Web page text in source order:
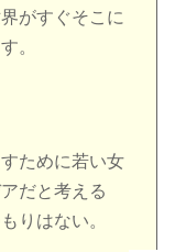
がすぐそこに
。
ために若い女
だと考える
りはない。